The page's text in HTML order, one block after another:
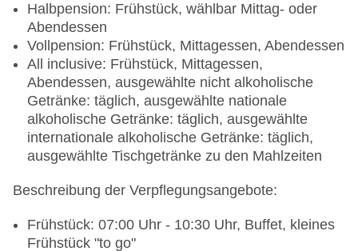
Halbpension: Frühstück, wählbar Mittag- oder
Abendessen
Vollpension: Frühstück, Mittagessen, Abendessen
All inclusive: Frühstück, Mittagessen,
Abendessen, ausgewählte nicht alkoholische
Getränke: täglich, ausgewählte nationale
alkoholische Getränke: täglich, ausgewählte
internationale alkoholische Getränke: täglich,
ausgewählte Tischgetränke zu den Mahlzeiten
Beschreibung der Verpflegungsangebote:
Frühstück: 07:00 Uhr - 10:30 Uhr, Buffet, kleines
Frühstück "to go"